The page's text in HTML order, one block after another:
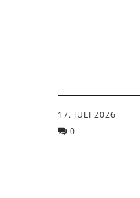
17. JULI 2026
0